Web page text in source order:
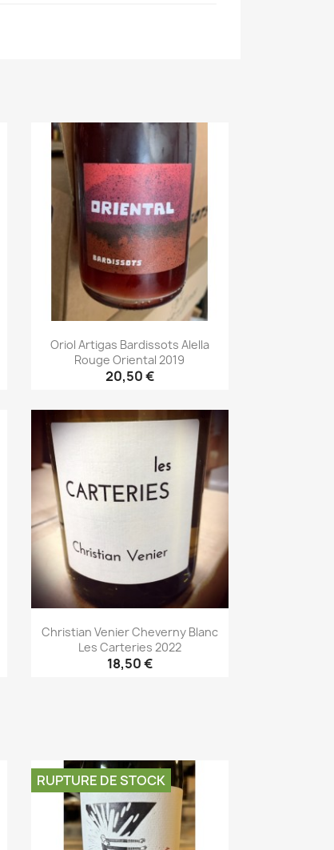
Oriol Artigas Bardissots Alella
Rouge Oriental 2019
20,50 €
Aperçu rapide
Christian Venier Cheverny Blanc
Les Carteries 2022
18,50 €
RUPTURE DE STOCK